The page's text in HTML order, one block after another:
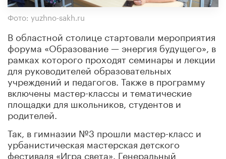
Фото: yuzhno-sakh.ru
В областной столице стартовали мероприятия
форума «Образование — энергия будущего», в
рамках которого проходят семинары и лекции
для руководителей образовательных
учреждений и педагогов. Также в программу
включены мастер-классы и тематические
площадки для школьников, студентов и
родителей.
Так, в гимназии №3 прошли мастер-класс и
урбанистическая мастерская детского
фестиваля «Игра света». Генеральный